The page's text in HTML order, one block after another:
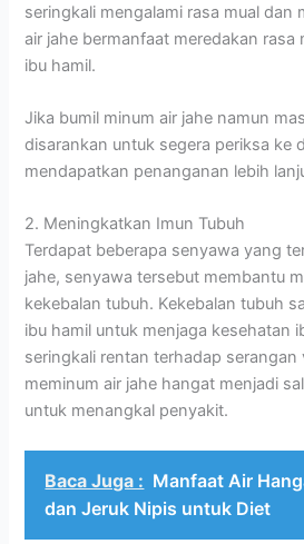
seringkali mengalami rasa mual dan
air jahe bermanfaat meredakan rasa
ibu hamil.
Jika bumil minum air jahe namun
disarankan untuk segera periksa ke
mendapatkan penanganan lebih
2. Meningkatkan Imun Tubuh
Terdapat beberapa senyawa yang
jahe, senyawa tersebut membantu
kekebalan tubuh. Kekebalan tubuh
ibu hamil untuk menjaga kesehatan
seringkali rentan terhadap serangan
meminum air jahe hangat menjadi
untuk menangkal penyakit.
Baca Juga : Manfaat Air
dan Jeruk Nipis untuk Diet